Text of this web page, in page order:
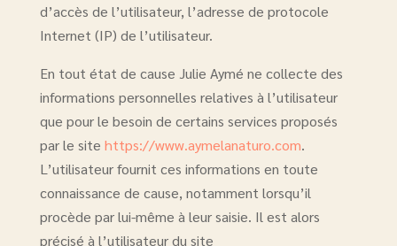
d’accès de l’utilisateur, l’adresse de protocole
Internet (IP) de l’utilisateur.
En tout état de cause Julie Aymé ne collecte des
informations personnelles relatives à l’utilisateur
que pour le besoin de certains services proposés
par le site https://www.aymelanaturo.com.
L’utilisateur fournit ces informations en toute
connaissance de cause, notamment lorsqu’il
procède par lui-même à leur saisie. Il est alors
précisé à l’utilisateur du site